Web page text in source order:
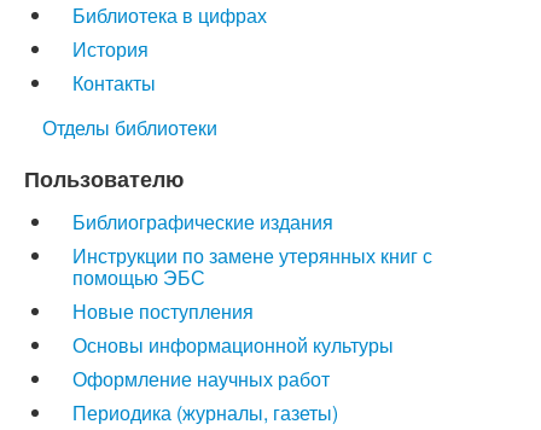
Библиотека в цифрах
История
Контакты
Отделы библиотеки
Пользователю
Библиографические издания
Инструкции по замене утерянных книг с
помощью ЭБС
Новые поступления
Основы информационной культуры
Оформление научных работ
Периодика (журналы, газеты)